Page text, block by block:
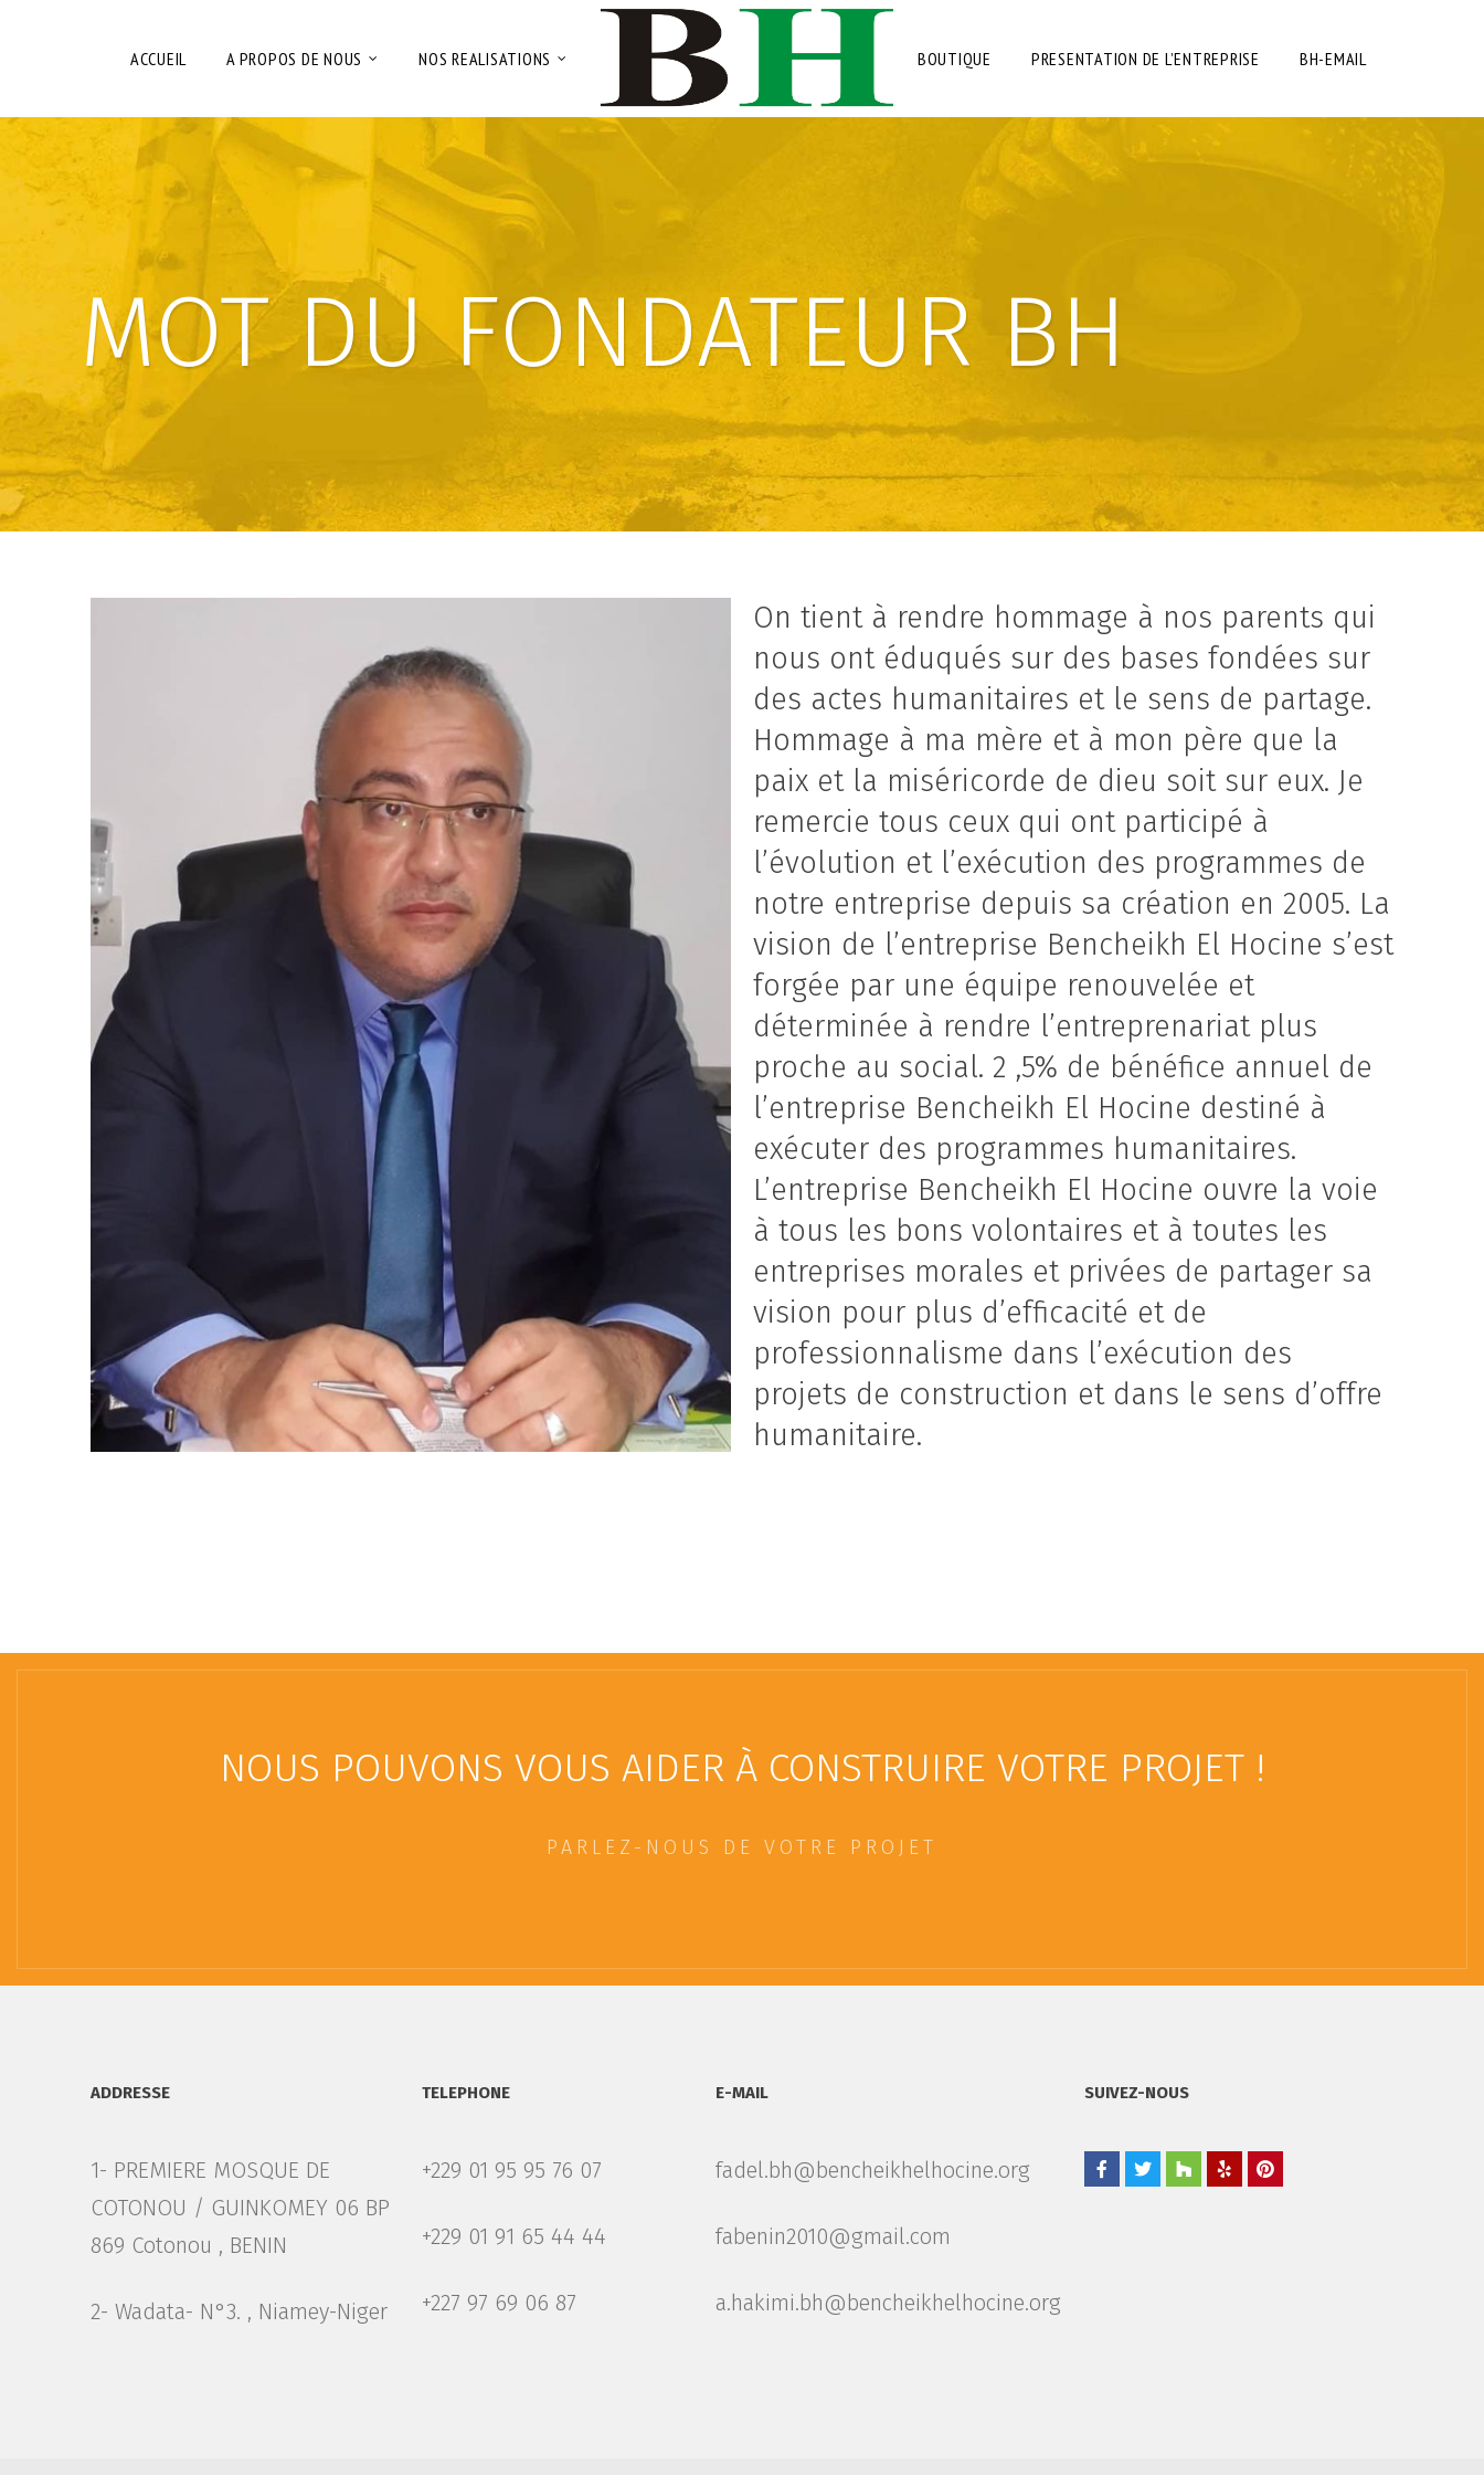
ACCUEIL A PROPOS DE NOUS NOS REALISATIONS BOUTIQUE PRESENTATION DE L’ENTREPRISE BH-EMAIL
MOT DU FONDATEUR BH
On tient à rendre hommage à nos parents qui
nous ont éduqués sur des bases fondées sur
des actes humanitaires et le sens de partage.
Hommage à ma mère et à mon père que la
paix et la miséricorde de dieu soit sur eux. Je
remercie tous ceux qui ont participé à
l’évolution et l’exécution des programmes de
notre entreprise depuis sa création en 2005. La
vision de l’entreprise Bencheikh El Hocine s’est
forgée par une équipe renouvelée et
déterminée à rendre l’entreprenariat plus
proche au social. 2 ,5% de bénéfice annuel de
l’entreprise Bencheikh El Hocine destiné à
exécuter des programmes humanitaires.
L’entreprise Bencheikh El Hocine ouvre la voie
à tous les bons volontaires et à toutes les
entreprises morales et privées de partager sa
vision pour plus d’efficacité et de
professionnalisme dans l’exécution des
projets de construction et dans le sens d’offre
humanitaire.
NOUS POUVONS VOUS AIDER À CONSTRUIRE VOTRE PROJET !
PARLEZ-NOUS DE VOTRE PROJET
ADDRESSE
1- PREMIERE MOSQUE DE
COTONOU / GUINKOMEY 06 BP
869 Cotonou , BENIN
2- Wadata- N°3. , Niamey-Niger
TELEPHONE
+229 01 95 95 76 07
+229 01 91 65 44 44
+227 97 69 06 87
E-MAIL
fadel.bh@bencheikhelhocine.org
fabenin2010@gmail.com
a.hakimi.bh@bencheikhelhocine.org
SUIVEZ-NOUS